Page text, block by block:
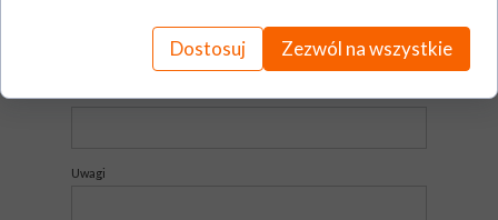
Uwagi
Dostosuj Zezwól na wszystkie